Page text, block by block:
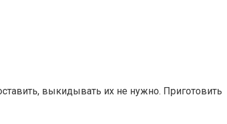
выкидывать их не нужно. Приготовить